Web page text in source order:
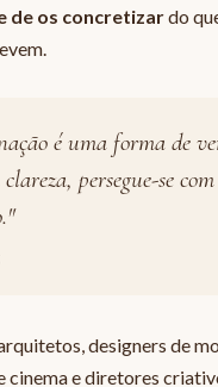
de os concretizardo
é uma forma de
persegue-se com
designers de
cinema e diretores